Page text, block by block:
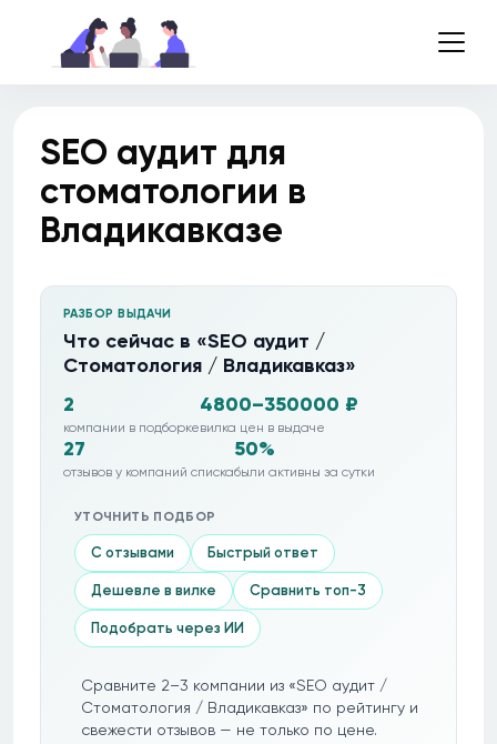
SEO аудит для
стоматологии в
Владикавказе
РАЗБОР ВЫДАЧИ
Что сейчас в «SEO аудит /
Стоматология / Владикавказ»
2
компании в подборке
4800–350000 ₽
вилка цен в выдаче
27
отзывов у компаний списка
50%
были активны за сутки
УТОЧНИТЬ ПОДБОР
С отзывами Быстрый ответ
Дешевле в вилке Сравнить топ-3
Подобрать через ИИ
Сравните 2–3 компании из «SEO аудит /
Стоматология / Владикавказ» по рейтингу и
свежести отзывов — не только по цене.